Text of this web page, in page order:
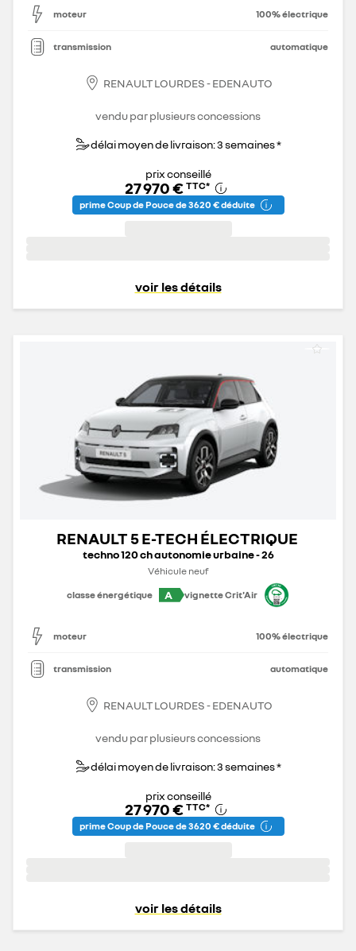
moteur 100% électrique
transmission automatique
RENAULT LOURDES - EDENAUTO
vendu par plusieurs concessions
délai moyen de livraison: 3 semaines *
prix conseillé
27 970 € TTC*
prime Coup de Pouce de 3 620 € déduite
voir les détails
RENAULT 5 E-TECH ÉLECTRIQUE
techno 120 ch autonomie urbaine - 26
Véhicule neuf
classe énergétique
A vignette Crit'Air
moteur 100% électrique
transmission automatique
RENAULT LOURDES - EDENAUTO
vendu par plusieurs concessions
délai moyen de livraison: 3 semaines *
prix conseillé
27 970 € TTC*
prime Coup de Pouce de 3 620 € déduite
voir les détails